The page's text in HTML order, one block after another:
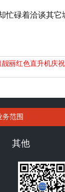
忙碌着洽谈其它
丽红色直升机庆祝
务范围
其他